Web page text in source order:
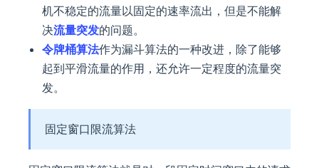
机不稳定的流量以固定的速率流出，但是不能解
决流量突发的问题。
令牌桶算法作为漏斗算法的一种改进，除了能够
起到平滑流量的作用，还允许一定程度的流量突
发。
固定窗口限流算法